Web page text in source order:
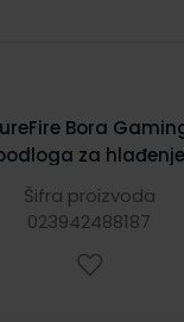
Bora
za hlađenje
do 17", USB,
zeleni LED
Šifra proizvoda
023942488187